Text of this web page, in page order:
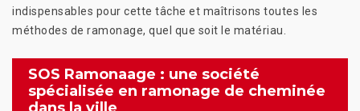
indispensables pour cette tâche et maîtrisons toutes les
méthodes de ramonage, quel que soit le matériau.
SOS Ramonaage : une société
spécialisée en ramonage de cheminée